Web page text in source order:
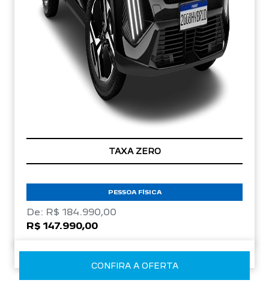
TAXA ZERO
PESSOA FÍSICA
De: R$ 184.990,00
R$ 147.990,00
CONFIRA A OFERTA